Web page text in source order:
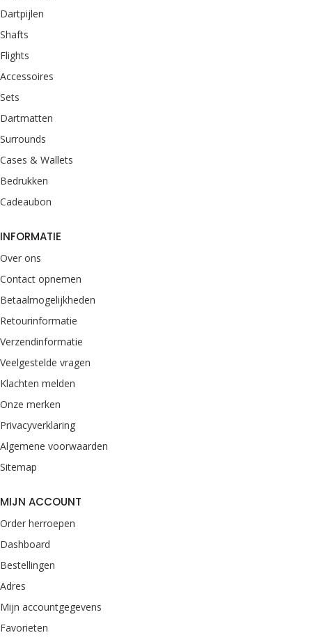
Dartpijlen
Shafts
Flights
Accessoires
Sets
Dartmatten
Surrounds
Cases & Wallets
Bedrukken
Cadeaubon
INFORMATIE
Over ons
Contact opnemen
Betaalmogelijkheden
Retourinformatie
Verzendinformatie
Veelgestelde vragen
Klachten melden
Onze merken
Privacyverklaring
Algemene voorwaarden
Sitemap
MIJN ACCOUNT
Order herroepen
Dashboard
Bestellingen
Adres
Mijn accountgegevens
Favorieten